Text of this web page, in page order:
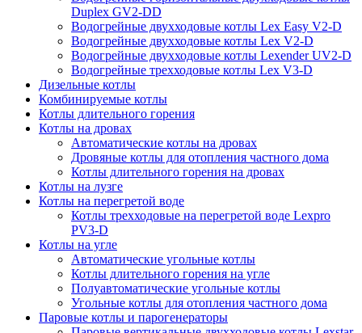
Duplex GV2-DD
Водогрейные двухходовые котлы Lex Easy V2-D
Водогрейные двухходовые котлы Lex V2-D
Водогрейные двухходовые котлы Lexender UV2-D
Водогрейные трехходовые котлы Lex V3-D
Дизельные котлы
Комбинируемые котлы
Котлы длительного горения
Котлы на дровах
Автоматические котлы на дровах
Дровяные котлы для отопления частного дома
Котлы длительного горения на дровах
Котлы на лузге
Котлы на перегретой воде
Котлы трехходовые на перегретой воде Lexpro
PV3-D
Котлы на угле
Автоматические угольные котлы
Котлы длительного горения на угле
Полуавтоматические угольные котлы
Угольные котлы для отопления частного дома
Паровые котлы и парогенераторы